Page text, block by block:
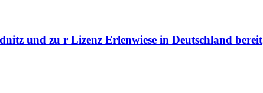
und zu r Lizenz Erlenwiese in Deutschland bereit